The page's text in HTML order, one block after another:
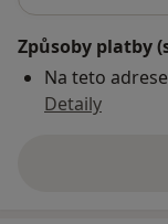
Způsoby platby
Na teto
Detaily